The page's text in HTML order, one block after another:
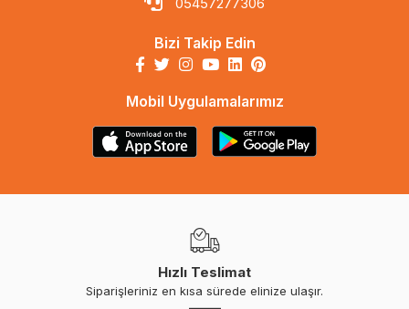
Bizi Takip Edin
Mobil Uygulamalarımız
Hızlı Teslimat
Siparişleriniz en kısa sürede elinize ulaşır.